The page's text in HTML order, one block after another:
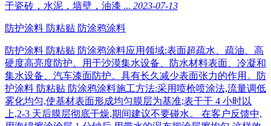
于瓷砖，水泥，墙壁，油漆 ... 2023-07-13
防护涂料 防粘贴 防涂鸦涂料
防护涂料 防粘贴 防涂鸦涂料应用领域:表面超疏水、疏油、高
硬度高亮度防护。用于沙漠集水设备、防水材料表面、冷凝和
集水设备、汽车漆面防护。具有长久减少表面张力的作用。防
护涂料 防粘贴 防涂鸦涂料施工方法:采用喷枪喷涂法,流量调低
雾化均匀,使基材表面形成均匀膜层为基准;表干干 4 小时以
上,2-3 天后膜层彻底干燥,期间建议不要碰水。 在客户反馈中,